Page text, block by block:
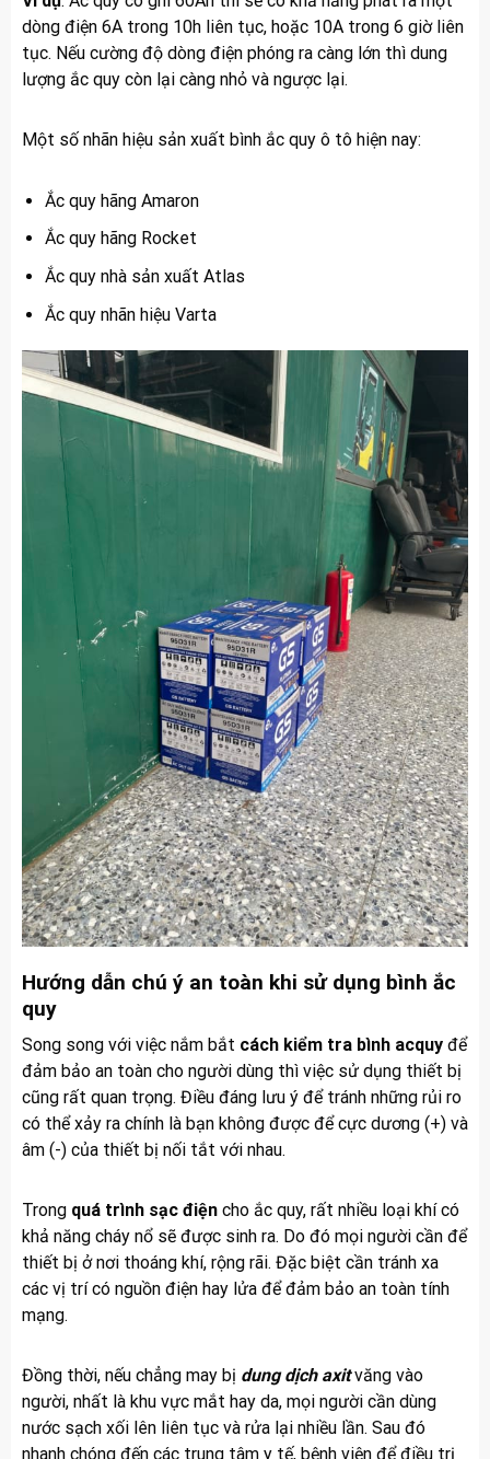
dòng điện 6A trong 10h liên tục, hoặc 10A trong 6 giờ liên
tục. Nếu cường độ dòng điện phóng ra càng lớn thì dung
lượng ắc quy còn lại càng nhỏ và ngược lại.
Một số nhãn hiệu sản xuất bình ắc quy ô tô hiện nay:
Ắc quy hãng Amaron
Ắc quy hãng Rocket
Ắc quy nhà sản xuất Atlas
Ắc quy nhãn hiệu Varta
Hướng dẫn chú ý an toàn khi sử dụng bình ắc
quy
Song song với việc nắm bắt cách kiểm tra bình acquyđể
đảm bảo an toàn cho người dùng thì việc sử dụng thiết bị
cũng rất quan trọng. Điều đáng lưu ý để tránh những rủi ro
có thể xảy ra chính là bạn không được để cực dương (+) và
âm (-) của thiết bị nối tắt với nhau.
Trong quá trình sạc điệncho ắc quy, rất nhiều loại khí có
khả năng cháy nổ sẽ được sinh ra. Do đó mọi người cần để
thiết bị ở nơi thoáng khí, rộng rãi. Đặc biệt cần tránh xa
các vị trí có nguồn điện hay lửa để đảm bảo an toàn tính
mạng.
Đồng thời, nếu chẳng may bị dung dịch axitvăng vào
người, nhất là khu vực mắt hay da, mọi người cần dùng
nước sạch xối lên liên tục và rửa lại nhiều lần. Sau đó
nhanh chóng đến các trung tâm y tế, bệnh viện để điều trị